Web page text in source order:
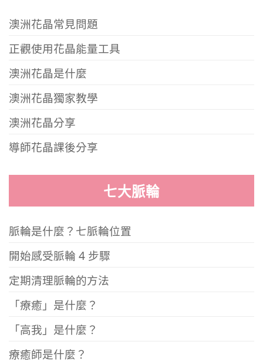
澳洲花晶常見問題
正觀使用花晶能量工具
澳洲花晶是什麼
澳洲花晶獨家教學
澳洲花晶分享
導師花晶課後分享
七大脈輪
脈輪是什麼？七脈輪位置
開始感受脈輪 4 步驟
定期清理脈輪的方法
「療癒」是什麼？
「高我」是什麼？
療癒師是什麼？